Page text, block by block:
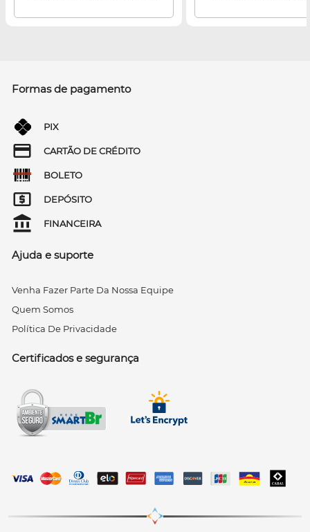
Formas de pagamento
PIX
CARTÃO DE CRÉDITO
BOLETO
DEPÓSITO
FINANCEIRA
Ajuda e suporte
Venha Fazer Parte Da Nossa Equipe
Quem Somos
Política De Privacidade
Certificados e segurança